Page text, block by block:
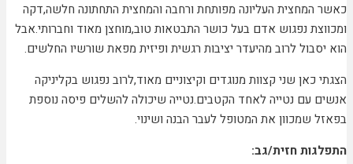
כאשר המחצית העליונה מפותחת ורחבה והמחצית התחתונה חלשה,דקה
ומכווצת נפגוש אדם בעל כושר התבטאות טוב,מוחצן מאוד וחברותי.אבל
הוא יסבול לרוב מהיעדר יציבות רגשית ופיזית מפאת שורשיו החלשים.
הצגתי כאן שני קצוות מנוגדים וקיצוניים מאוד,לרוב נפגוש בקליניקה
אנשים עם נטייה לאחד הקטבים.נטייה שיכולה להשלים פיסה נוספת
בפאזל שמכוון את המטופל לעבר הבנה ושינוי.
התפלגות חזית/גב: